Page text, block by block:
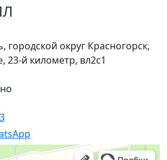
городской округ Красногорск,
й километр, вл2с1